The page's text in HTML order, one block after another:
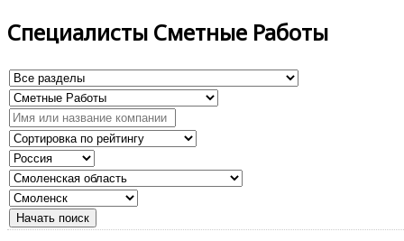
Специалисты Сметные Работы